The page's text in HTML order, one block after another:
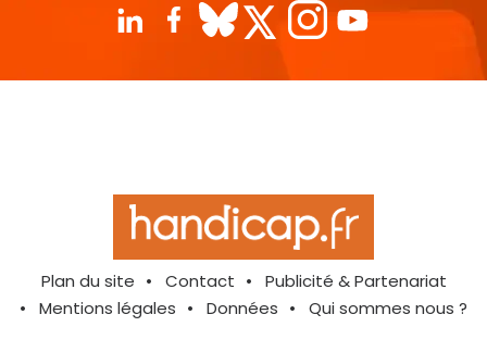
Plan du site Contact
Publicité & Partenariat
Mentions légales
Données Qui sommes nous ?